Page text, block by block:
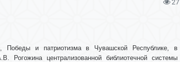
27
Победы и патриотизма в Чувашской Республике, в
Рогожина централизованной библиотечной системы